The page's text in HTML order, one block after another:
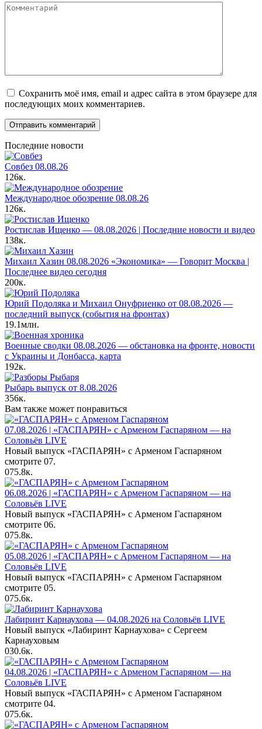
Комментарий
Сохранить моё имя, email и адрес сайта в этом браузере для
последующих моих комментариев.
Последние новости
Совбез 08.08.26
126к.
Международное обозрение 08.08.26
126к.
Ростислав Ищенко — 08.08.2026 | Последние новости и видео
138к.
Михаил Хазин 08.08.2026 «Экономика» — Говорит Москва |
Последнее видео сегодня
200к.
Юрий Подоляка и Михаил Онуфриенко от 08.08.2026 —
последний выпуск (события на фронтах)
19.1млн.
Военные сводки 08.08.2026 — обстановка на фронте, новости
с Украины и Донбасса, карта
192к.
Рыбарь выпуск от 8.08.2026
356к.
Вам также может понравиться
07.08.2026 | «ГАСПАРЯН» с Арменом Гаспаряном — на
Соловьёв LIVE
Новый выпуск «ГАСПАРЯН» с Арменом Гаспаряном
смотрите 07.
075.8к.
06.08.2026 | «ГАСПАРЯН» с Арменом Гаспаряном — на
Соловьёв LIVE
Новый выпуск «ГАСПАРЯН» с Арменом Гаспаряном
смотрите 06.
075.8к.
05.08.2026 | «ГАСПАРЯН» с Арменом Гаспаряном — на
Соловьёв LIVE
Новый выпуск «ГАСПАРЯН» с Арменом Гаспаряном
смотрите 05.
075.6к.
Лабиринт Карнаухова — 04.08.2026 на Соловьёв LIVE
Новый выпуск «Лабиринт Карнаухова» с Сергеем
Карнауховым
030.6к.
04.08.2026 | «ГАСПАРЯН» с Арменом Гаспаряном — на
Соловьёв LIVE
Новый выпуск «ГАСПАРЯН» с Арменом Гаспаряном
смотрите 04.
075.6к.